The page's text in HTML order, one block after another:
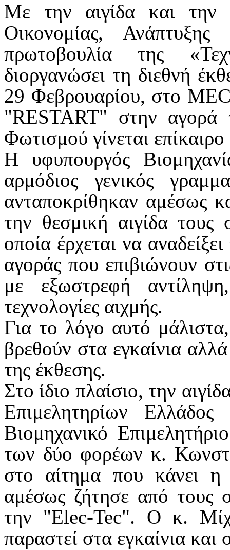
Με την αιγίδα και την
Οικονομίας,
πρωτοβουλία της
διοργανώσει τη διεθνή
29 Φεβρουαρίου, στο
"RESTART" στην αγορά
Φωτισμού γίνεται
Η υφυπουργός
αρμόδιος γενικός
ανταποκρίθηκαν αμέσως
την θεσμική αιγίδα
οποία έρχεται να
αγοράς που επιβιώνουν
με εξωστρεφή
τεχνολογίες αιχμής.
Για το λόγο αυτό
βρεθούν στα εγκαίνια
της έκθεσης.
Στο ίδιο πλαίσιο, την
Επιμελητηρίων
Βιομηχανικό
των δύο φορέων κ.
στο αίτημα που κάνει η
αμέσως ζήτησε από τους
την "Elec-Tec". Ο κ.
παραστεί στα εγκαίνια και